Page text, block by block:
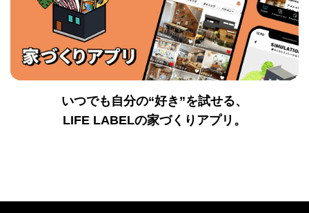
いつでも自分の“好き”を試せる、
LIFE LABELの家づくりアプリ。